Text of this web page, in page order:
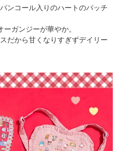
ンコール入りのハートのパッチ
ガンジーが華やか。
だから甘くなりすぎずデイリー